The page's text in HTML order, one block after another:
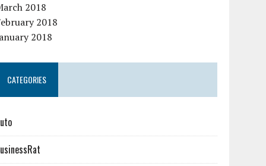
2018
2018
2018
CATEGORIES